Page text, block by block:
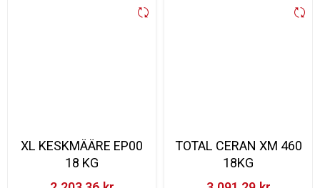
XL KESKMÄÄRE EP00
18 KG
TOTAL CERAN XM 460
18KG